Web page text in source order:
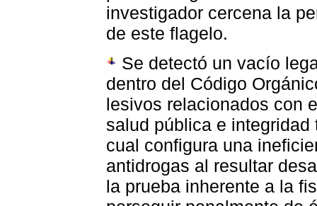
investigador cercena la
de este flagelo.
Se detectó un vacío
dentro del Código
lesivos relacionados con
salud pública e
cual configura una
antidrogas al resultar
la prueba inherente a la